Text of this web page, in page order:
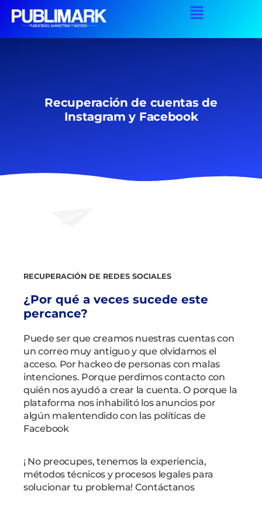
Recuperación de cuentas de
Instagram y Facebook
RECUPERACIÓN DE REDES SOCIALES
¿Por qué a veces sucede este
percance?
Puede ser que creamos nuestras cuentas con
un correo muy antiguo y que olvidamos el
acceso. Por hackeo de personas con malas
intenciones. Porque perdimos contacto con
quién nos ayudó a crear la cuenta. O porque la
plataforma nos inhabilitó los anuncios por
algún malentendido con las políticas de
Facebook
¡ No preocupes, tenemos la experiencia,
métodos técnicos y procesos legales para
solucionar tu problema! Contáctanos